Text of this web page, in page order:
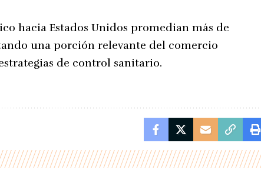
hacia Estados Unidos promedian más de
una porción relevante del comercio
de control sanitario.